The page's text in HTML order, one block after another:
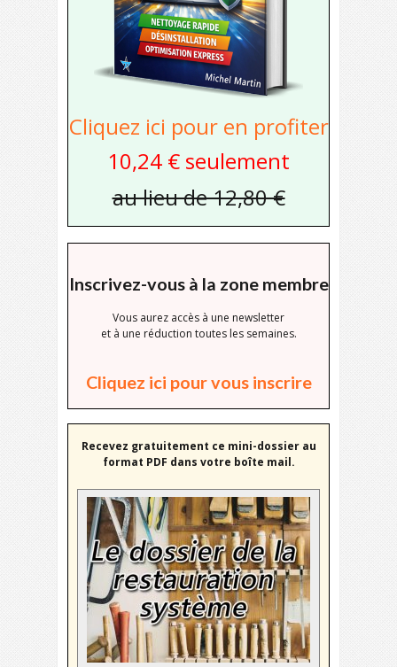
Cliquez ici pour en profiter
10,24 € seulement
au lieu de 12,80 €
Inscrivez-vous à la zone membre
Vous aurez accès à une newsletter
et à une réduction toutes les semaines.
Cliquez ici pour vous inscrire
Recevez gratuitement ce mini-dossier au
format PDF dans votre boîte mail.